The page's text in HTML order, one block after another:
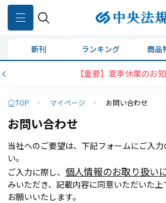
新刊 ランキング 商品
【重要】夏季休業のお
TOP > マイページ > お問い合わせ
お問い合わせ
当社へのご要望は、下記フォームにご入
い。
ご入力に際し、 個人情報のお取り扱い
みいただき、記載内容に同意いただいた
お願いいたします。